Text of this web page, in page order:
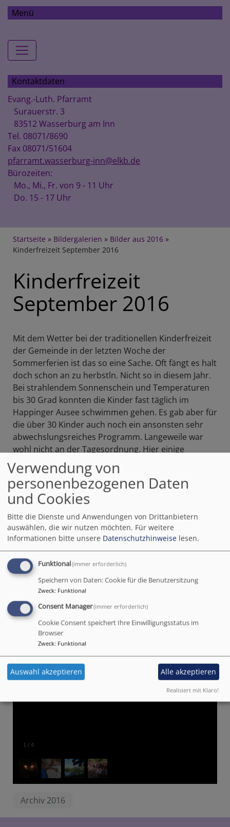
Menü
Hauptnavigation
Kontaktdaten
Evang.-Luth. Pfarramt
Surauerstr. 3
83512 Wasserburg am Inn
Tel. 08071/8690
Fax 08071/51604
pfarramt.wasserburg-inn@elkb.de
Bürozeiten:
Mo., Mi., Fr. von 9 - 11 Uhr
Do. 15 - 17 Uhr
Breadcrumb
Startseite Bildergalerien
Bilder aus 2016
Kinderfreizeit September 2016
Kinderfreizeit
September 2016
Mit dem Wetter bei der traditionellen Kinderfreizeit
der Gemeinde in der letzten Woche der
Sommerferien ist das so eine Sache. Oft fängt es halt
doch schon an zu herbstln. Nicht so in diesem Jahr.
Bei strahlendem Sonnenschein und Temperaturen
bis 30 Grad konnten die Kinder fast täglich im
Happinger Ausee schwimmen gehen. Es gab aber für
die über 30 Kinder auch noch ein ansonsten sehr
abwechslungsreiches Programm. Langeweile war
wohl nicht an der Tagesordnung. Hier einige
Impressionen.
1 / 4
Archiv 2016
Verwendung von
personenbezogenen Daten
und Cookies
Bitte die Dienste und Anwendungen von Drittanbietern
auswählen, die wir nutzen möchten. Für weitere
Informationen bitte unsere Datenschutzhinweise lesen.
Funktional(immer erforderlich)
Speichern von Daten: Cookie für die Benutzersitzung
Zweck: Funktional
Consent Manager(immer erforderlich)
Cookie Consent speichert Ihre Einwilligungsstatus im
Browser
Zweck: Funktional
Auswahl akzeptieren Alle akzeptieren
Realisiert mit Klaro!